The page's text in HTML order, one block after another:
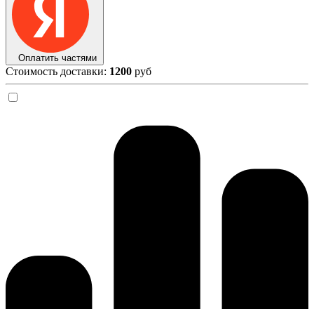
Оплатить частями
Стоимость доставки: 1200 руб